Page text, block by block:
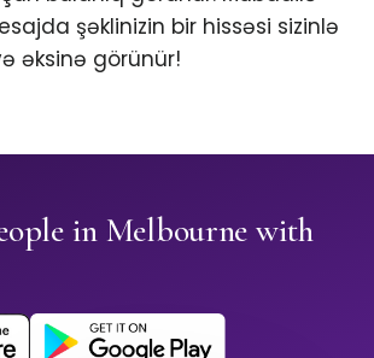
şəklinizin bir hissəsi sizinlə
əksinə görünür!
in Melbourne with